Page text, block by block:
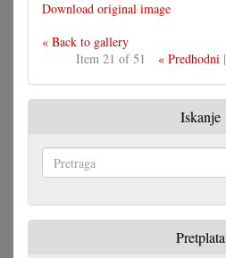
Download original image
« Back to gallery
Item 21 of 51
« Predhodni|
Iskanje
Pretplata